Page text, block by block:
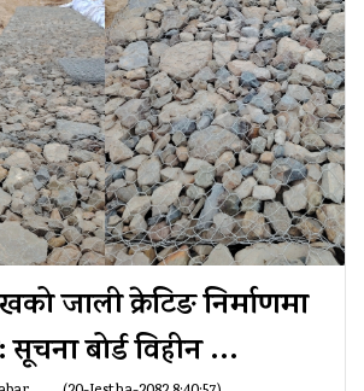
जाली क्रेटिङ निर्माणमा
बोर्ड विहीन …